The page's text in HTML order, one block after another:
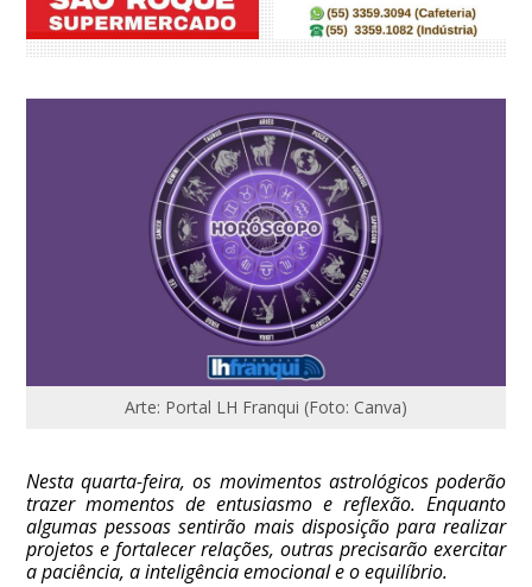
Arte: Portal LH Franqui (Foto: Canva)
Nesta quarta-feira, os movimentos astrológicos poderão
trazer momentos de entusiasmo e reflexão. Enquanto
algumas pessoas sentirão mais disposição para realizar
projetos e fortalecer relações, outras precisarão exercitar
a paciência, a inteligência emocional e o equilíbrio.